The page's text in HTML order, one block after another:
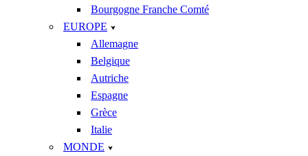
Bourgogne Franche Comté
EUROPE
Allemagne
Belgique
Autriche
Espagne
Grèce
Italie
MONDE